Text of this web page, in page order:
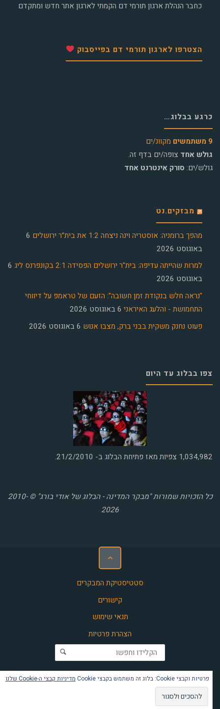
כחבר הנהלת ארגון תורמי דם הקמתי לארגון אתר חדש ומתקדם
הצטרפו לארגון תורמי דם בפייסבוק
כרגע בבלוג…
9 משתמשים
מקוונ/ים
גולש אחד צופה/ים בדף זה.
גולש/ים: סורק אינטרנט אחד
מבזקים.נט
מהפך ברומניה: אוסטריה וינה ניצחה 1:2 את בית”ר ירושלים
6
באוגוסט 2026
למרות שהייתה עדיפה: בית"ר ירושלים הפסידה 2:1 בקונפרנס ליג
6
באוגוסט 2026
"נראה חלש בנקודת זמן חשובה": הזעם של טראמפ על דיווחי
התחמושת - והלעג האיראני 6 באוגוסט 2026
פעוט נחנק משקית בבני ברק, מצבו אנוש 6 באוגוסט 2026
צפו בבלוג עד היום
1,034,982 צפיות מאז פתיחת הבלוג ב- 21/2/2010.
כל הזכויות שמורות "מבקר המדינה - הבלוג של אודי בורג" © 2010-
2026
סטטיסטיקת המבקרים
קישורים
תנאי שימוש
הצהרת פרטיות
פרטיות וקבצי Cookie: בלוג זה משתמש בקבצי Cookie מדיניות קבצי ה-Cookie שלנו